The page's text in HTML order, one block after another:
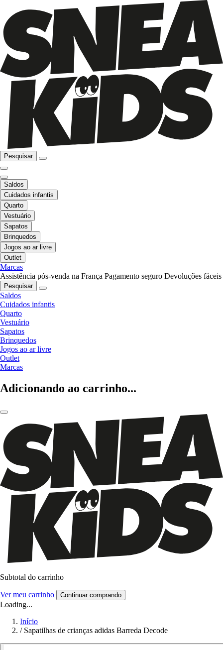
Pesquisar
Saldos
Cuidados infantis
Quarto
Vestuário
Sapatos
Brinquedos
Jogos ao ar livre
Outlet
Marcas
Assistência pós-venda na França Pagamento seguro Devoluções fáceis
Pesquisar
Saldos
Cuidados infantis
Quarto
Vestuário
Sapatos
Brinquedos
Jogos ao ar livre
Outlet
Marcas
Adicionando ao carrinho...
Subtotal do carrinho
Ver meu carrinho Continuar comprando
Loading...
Início
/ Sapatilhas de crianças adidas Barreda Decode